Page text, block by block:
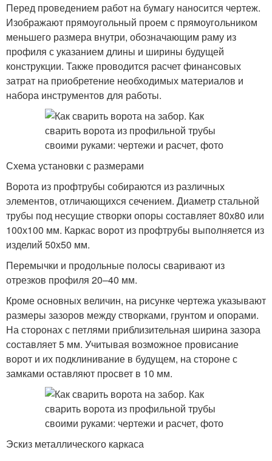
Перед проведением работ на бумагу наносится чертеж.
Изображают прямоугольный проем с прямоугольником
меньшего размера внутри, обозначающим раму из
профиля с указанием длины и ширины будущей
конструкции. Также проводится расчет финансовых
затрат на приобретение необходимых материалов и
набора инструментов для работы.
Схема установки с размерами
Ворота из профтрубы собираются из различных
элементов, отличающихся сечением. Диаметр стальной
трубы под несущие створки опоры составляет 80х80 или
100х100 мм. Каркас ворот из профтрубы выполняется из
изделий 50х50 мм.
Перемычки и продольные полосы сваривают из
отрезков профиля 20–40 мм.
Кроме основных величин, на рисунке чертежа указывают
размеры зазоров между створками, грунтом и опорами.
На сторонах с петлями приблизительная ширина зазора
составляет 5 мм. Учитывая возможное провисание
ворот и их подклинивание в будущем, на стороне с
замками оставляют просвет в 10 мм.
Эскиз металлического каркаса